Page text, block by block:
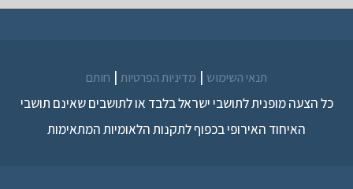
תנאי השימוש | מדיניות הפרטיות | חותם
כל הצעה מופנית לתושבי ישראל בלבד או לתושבים שאינם תושבי
האיחוד האירופי בכפוף לתקנות הלאומיות המתאימות